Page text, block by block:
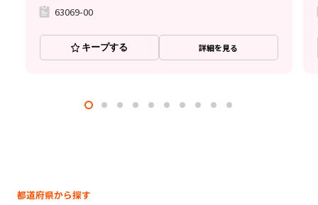
63069-00
キープする 詳細を見る
都道府県から探す